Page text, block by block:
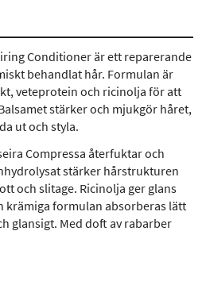
Conditioner är ett reparerande
behandlat hår. Formulan är
veteprotein och ricinolja för att
stärker och mjukgör håret,
ut och styla.
Compressa återfuktar och
stärker hårstrukturen
och slitage. Ricinolja ger glans
krämiga formulan absorberas lätt
glansigt. Med doft av rabarber